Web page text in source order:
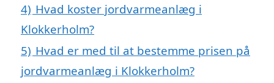
4) Hvad koster jordvarmeanlæg i
Klokkerholm?
5) Hvad er med til at bestemme prisen på
jordvarmeanlæg i Klokkerholm?